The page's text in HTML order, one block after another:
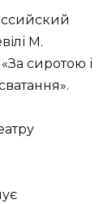
М.
сиротою і